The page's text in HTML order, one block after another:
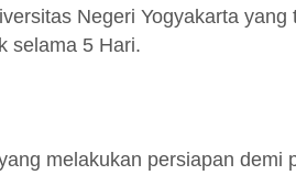
Negeri Yogyakarta yang
selama 5 Hari.
melakukan persiapan demi